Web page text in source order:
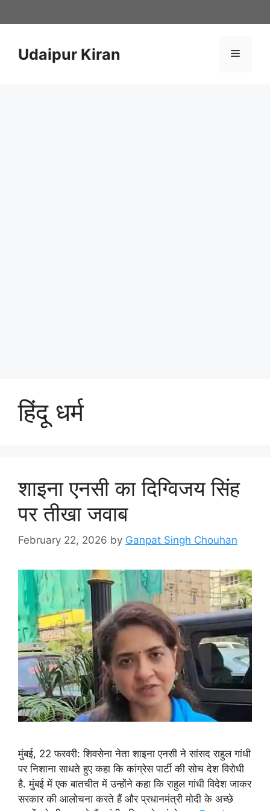
to
Udaipur Kiran Menu
हिंदू धर्म
शाइना एनसी का दिग्विजय सिंह
पर तीखा जवाब
February 22, 2026 by Ganpat Singh Chouhan
मुंबई, 22 फरवरी: शिवसेना नेता शाइना एनसी ने सांसद राहुल गांधी
पर निशाना साधते हुए कहा कि कांग्रेस पार्टी की सोच देश विरोधी
है. मुंबई में एक बातचीत में उन्होंने कहा कि राहुल गांधी विदेश जाकर
सरकार की आलोचना करते हैं और प्रधानमंत्री मोदी के अच्छे